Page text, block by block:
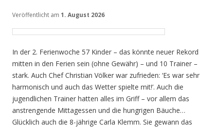
Veröffentlicht am 1. August 2026
In der 2. Ferienwoche 57 Kinder – das könnte neuer Rekord
mitten in den Ferien sein (ohne Gewähr) – und 10 Trainer –
stark. Auch Chef Christian Völker war zufrieden: ‘Es war sehr
harmonisch und auch das Wetter spielte mit!’. Auch die
jugendlichen Trainer hatten alles im Griff – vor allem das
anstrengende Mittagessen und die hungrigen Bäuche…
Glücklich auch die 8-jährige Carla Klemm. Sie gewann das